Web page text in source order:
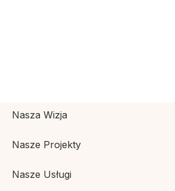
Nasza Wizja
Nasze Projekty
Nasze Usługi